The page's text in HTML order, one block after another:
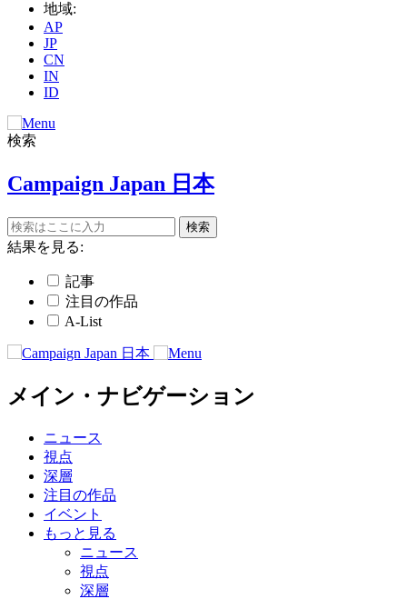
地域:
AP
JP
CN
IN
ID
検索
Campaign Japan 日本
結果を見る:
記事
注目の作品
A-List
メイン・ナビゲーション
ニュース
視点
深層
注目の作品
イベント
もっと見る
ニュース
視点
深層